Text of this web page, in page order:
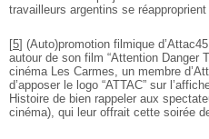
travailleurs argentins se
[5] (Auto)promotion filmique
autour de son film “Attention Danger
cinéma Les Carmes, un membre
d’apposer le logo “ATTAC” sur
Histoire de bien rappeler aux
cinéma), qui leur offrait cette soirée